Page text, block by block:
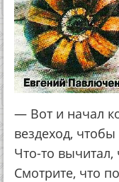
— Вот и начал
вездеход,
Что-то вычитал,
Смотрите, что